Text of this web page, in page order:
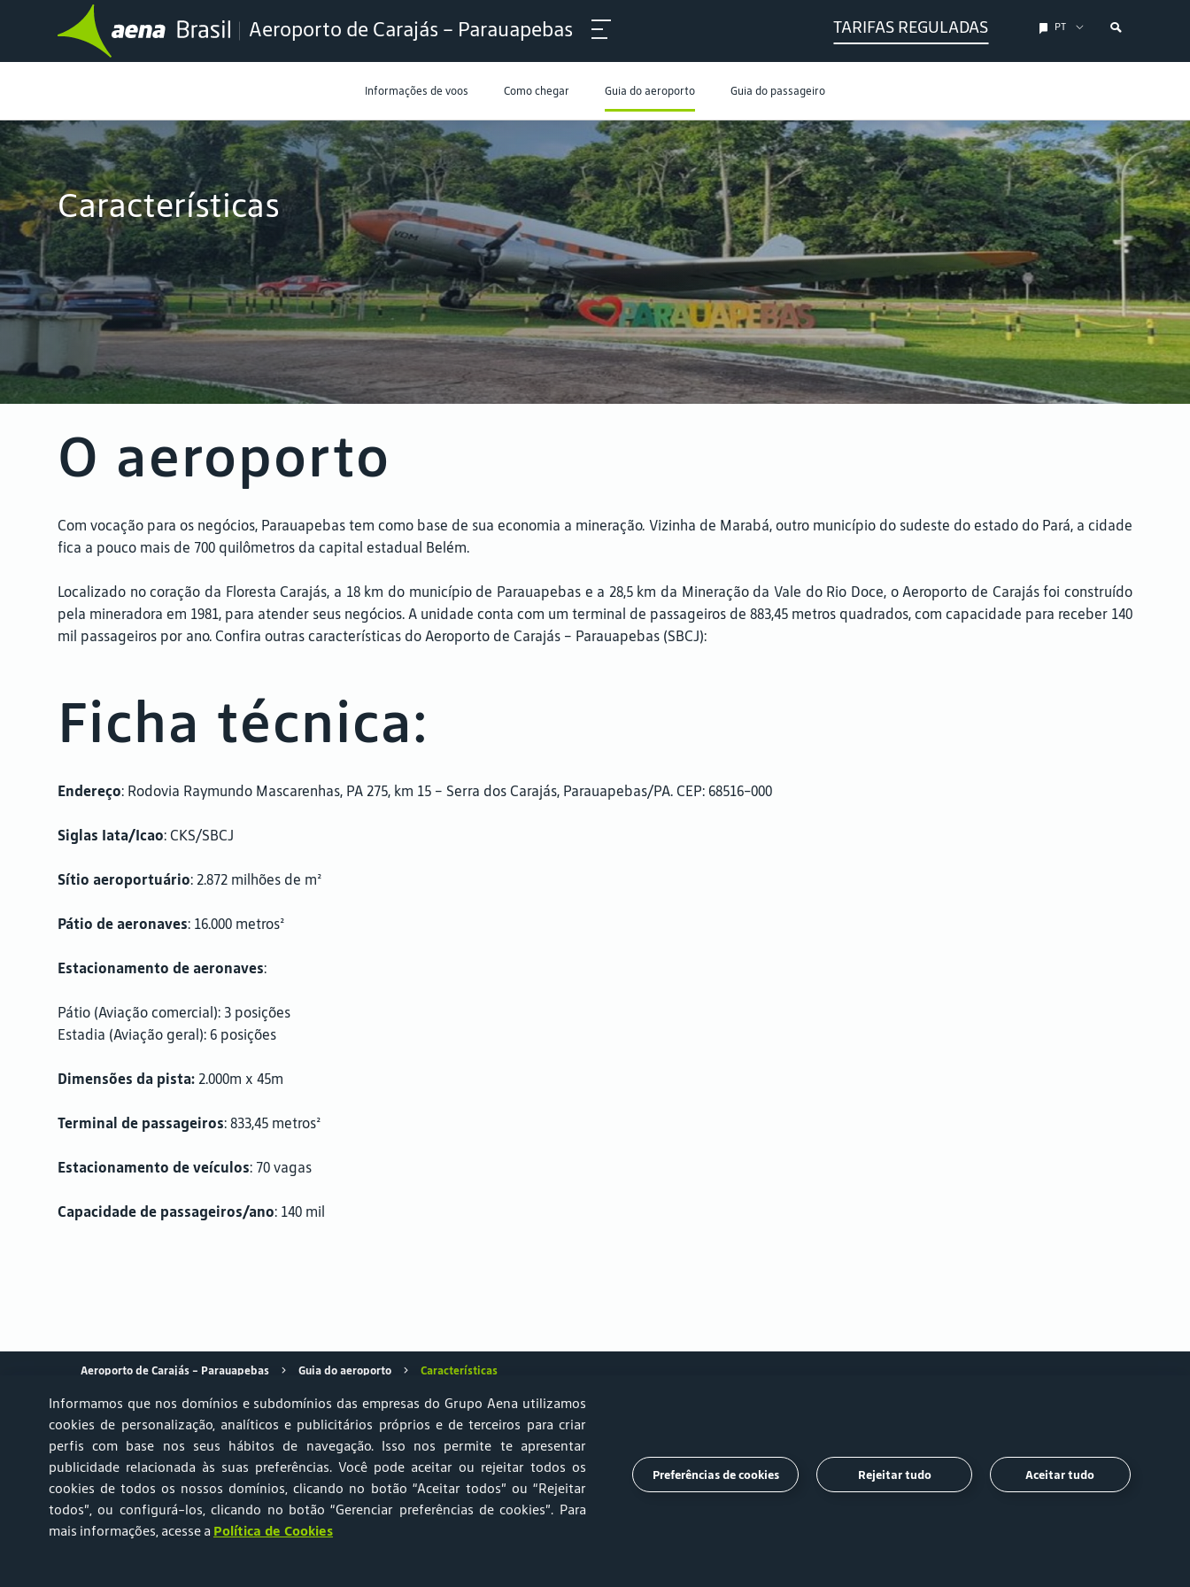
Aeroporto de Carajás – Parauapebas TARIFAS REGULADAS PT
Informações de voos Como chegar Guia do aeroporto Guia do passageiro
Características
O aeroporto
Com vocação para os negócios, Parauapebas tem como base de sua economia a mineração. Vizinha de Marabá, outro município do sudeste do estado do Pará, a cidade
fica a pouco mais de 700 quilômetros da capital estadual Belém.
Localizado no coração da Floresta Carajás, a 18 km do município de Parauapebas e a 28,5 km da Mineração da Vale do Rio Doce, o Aeroporto de Carajás foi construído
pela mineradora em 1981, para atender seus negócios. A unidade conta com um terminal de passageiros de 883,45 metros quadrados, com capacidade para receber 140
mil passageiros por ano. Confira outras características do Aeroporto de Carajás – Parauapebas (SBCJ):
Ficha técnica:
Endereço: Rodovia Raymundo Mascarenhas, PA 275, km 15 – Serra dos Carajás, Parauapebas/PA. CEP: 68516-000
Siglas Iata/Icao: CKS/SBCJ
Sítio aeroportuário: 2.872 milhões de m²
Pátio de aeronaves: 16.000 metros²
Estacionamento de aeronaves:
Pátio (Aviação comercial): 3 posições
Estadia (Aviação geral): 6 posições
Dimensões da pista: 2.000m x 45m
Terminal de passageiros: 833,45 metros²
Estacionamento de veículos: 70 vagas
Capacidade de passageiros/ano: 140 mil
Aeroporto de Carajás – Parauapebas Guia do aeroporto Características
Ouvidoria
Achados & Perdidos Relato AVSEC Ruído Aeronáutico e Sustentabilidade Estacionamento
Portal do Titular de Dados Pessoais Central de Atendimento Trabalhe Conosco Imprensa
Siga-
nos
Informamos que nos domínios e subdomínios das empresas do Grupo Aena utilizamos
cookies de personalização, analíticos e publicitários próprios e de terceiros para criar
perfis com base nos seus hábitos de navegação. Isso nos permite te apresentar
publicidade relacionada às suas preferências. Você pode aceitar ou rejeitar todos os
cookies de todos os nossos domínios, clicando no botão “Aceitar todos” ou “Rejeitar
todos”, ou configurá-los, clicando no botão “Gerenciar preferências de cookies”. Para
mais informações, acesse a Política de Cookies
Preferências de cookies Rejeitar tudo Aceitar tudo